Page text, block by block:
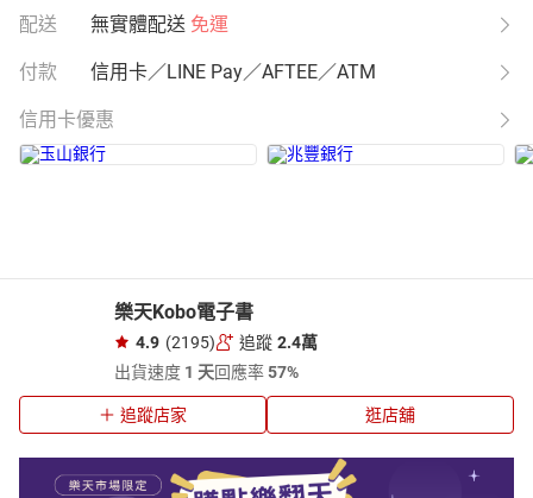
配送 無實體配送 免運
付款 信用卡／LINE Pay／AFTEE／ATM
信用卡優惠
樂天Kobo電子書
4.9 (2195) 追蹤 2.4萬
出貨速度 1 天回應率57%
追蹤店家 逛店舖